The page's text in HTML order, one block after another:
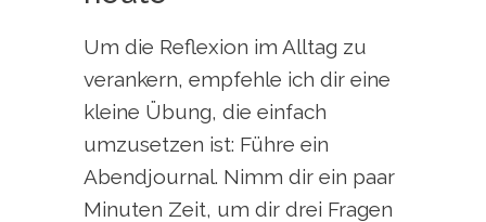
Um die Reflexion im Alltag zu
verankern, empfehle ich dir eine
kleine Übung, die einfach
umzusetzen ist: Führe ein
Abendjournal. Nimm dir ein paar
Minuten Zeit, um dir drei Fragen